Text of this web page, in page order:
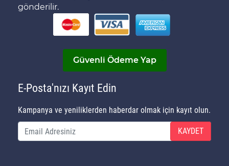
gönderilir.
Güvenli Ödeme Yap
E-Posta'nızı Kayıt Edin
Kampanya ve yeniliklerden haberdar olmak için kayıt olun.
KAYDET